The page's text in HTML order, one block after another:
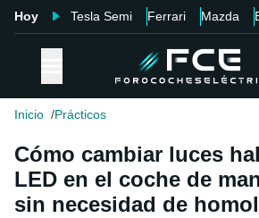
Hoy Tesla Semi Ferrari Mazda
Inicio Prácticos
Cómo cambiar luces
LED en el coche de
sin necesidad de